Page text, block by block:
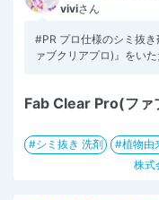
viviさん
#PR プロ仕様のシミ抜
ァブクリアプロ)』をい
Fab Clear Pro(ファ
シミ抜き 洗剤 植物由
株式